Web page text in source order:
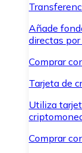
Añade
directas
Comprar
Tarjeta de
Utiliza
Comprar